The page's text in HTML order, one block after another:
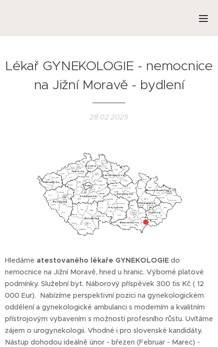
Lékař GYNEKOLOGIE - nemocnice
na Jižní Moravě - bydlení
28.02.2025
Hledáme atestovaného lékaře GYNEKOLOGIE do
nemocnice na Jižní Moravě, hned u hranic. Výborné platové
podmínky. Služební byt. Náborový příspěvek 300 tis Kč ( 12
000 Eur). Nabízíme perspektivní pozici na gynekologickém
oddělení a gynekologické ambulanci s moderním a kvalitním
přístrojovým vybavením s možností profesního růstu. Uvítáme
zájem o urogynekologii. Vhodné i pro slovenské kandidáty.
Nástup dohodou ideálně únor - březen (Februar - Marec) -